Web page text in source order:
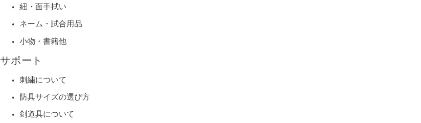
紐・面手拭い
ネーム・試合用品
小物・書籍他
サポート
刺繍について
防具サイズの選び方
剣道具について